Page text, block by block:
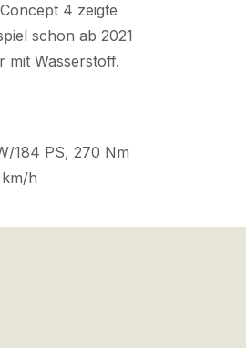
4 zeigte
schon ab 2021
mit Wasserstoff.
184 PS, 270 Nm
h